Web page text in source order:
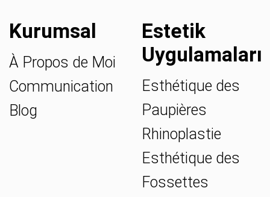
Kurumsal
À Propos de Moi
Communication
Blog
Estetik
Uygulamaları
Esthétique des
Paupières
Rhinoplastie
Esthétique des
Fossettes